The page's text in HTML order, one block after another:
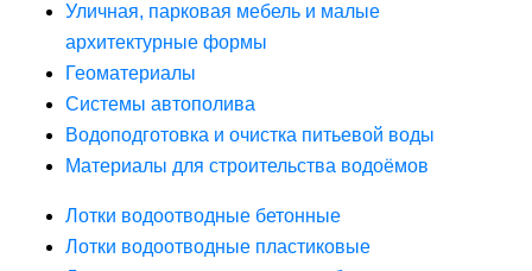
Уличная, парковая мебель и малые
архитектурные формы
Геоматериалы
Системы автополива
Водоподготовка и очистка питьевой воды
Материалы для строительства водоёмов
Лотки водоотводные бетонные
Лотки водоотводные пластиковые